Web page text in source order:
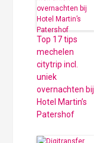
Top 17 tips
mechelen
citytrip incl.
uniek
overnachten bij
Hotel Martin’s
Patershof